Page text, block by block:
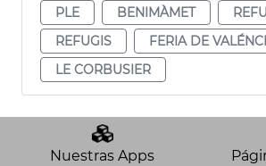
PLE
BENIMÀMET
REFUGIS
FERIA DE
LE CORBUSIER
Nuestras Apps